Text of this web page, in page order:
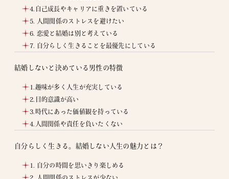
4.自己成長やキャリアに重きを置いている
5. 人間関係のストレスを避けたい
6. 恋愛と結婚は別と考えている
7. 自分らしく生きることを最優先にしている
結婚しないと決めている男性の特徴
1.趣味が多く人生が充実している
2.目的意識が高い
3.時代にあった価値観を持っている
4.人間関係や責任を負いたくない
自分らしく生きる。結婚しない人生の魅力とは？
1. 自分の時間を思いきり楽しめる
2. 人間関係のストレスが少ない